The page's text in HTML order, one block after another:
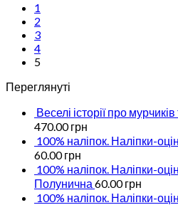
1
2
3
4
5
Переглянуті
Веселі історії про
470.00грн
100% наліпок. Наліпки-
60.00грн
100% наліпок. Наліпки-
Полунична 60.00грн
100% наліпок. Наліпки-